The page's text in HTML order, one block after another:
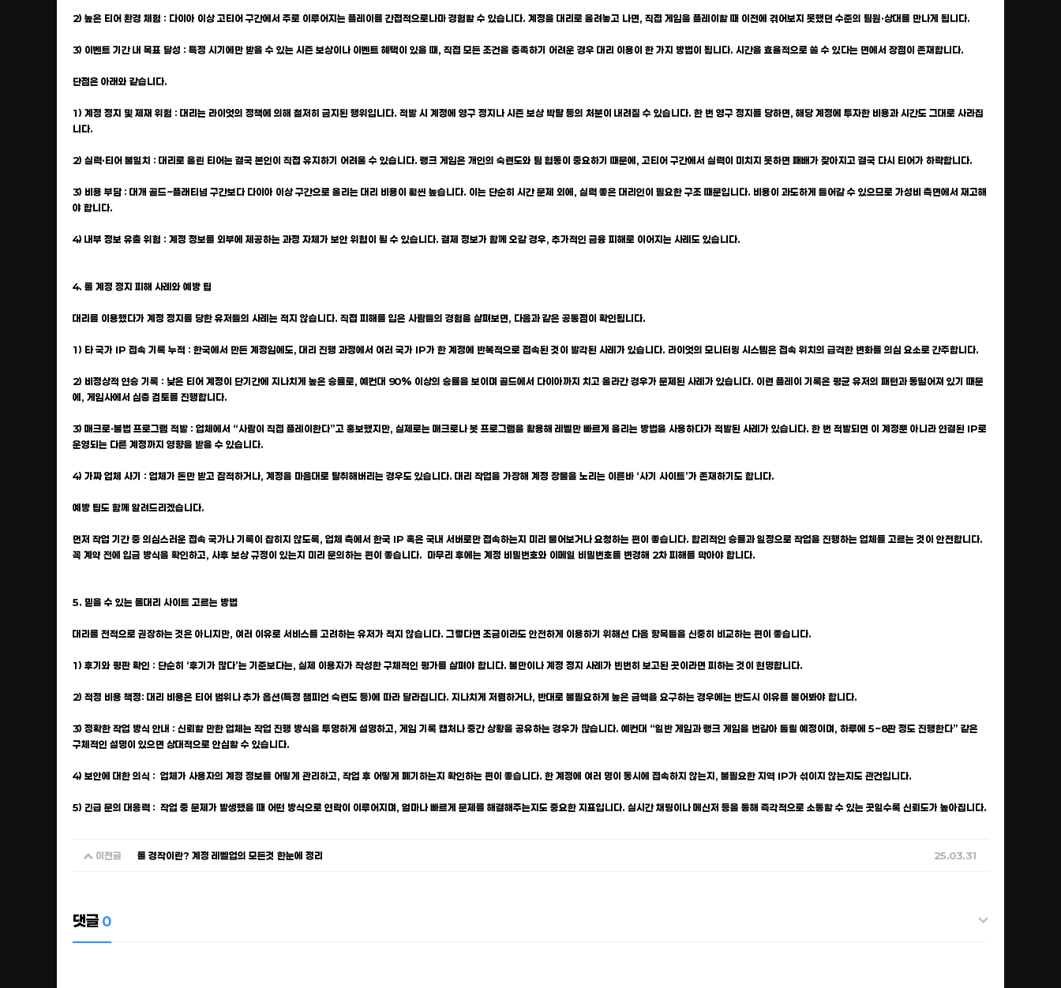
2) 높은 티어 환경 체험 : 다이아 이상 고티어 구간에서 주로 이루어지는 플레이를 간접적으로나마 경험할 수 있습니다. 계정을 대리로 올려놓고 나면, 직접 게임을 플레이할 때 이전에 겪어보지 못했던 수준의 팀원·상대를 만나게 됩니다.
3) 이벤트 기간 내 목표 달성 : 특정 시기에만 받을 수 있는 시즌 보상이나 이벤트 혜택이 있을 때, 직접 모든 조건을 충족하기 어려운 경우 대리 이용이 한 가지 방법이 됩니다. 시간을 효율적으로 쓸 수 있다는 면에서 장점이 존재합니다.
단점은 아래와 같습니다.
1) 계정 정지 및 제재 위험 : 대리는 라이엇의 정책에 의해 철저히 금지된 행위입니다. 적발 시 계정에 영구 정지나 시즌 보상 박탈 등의 처분이 내려질 수 있습니다. 한 번 영구 정지를 당하면, 해당 계정에 투자한 비용과 시간도 그대로 사라집
니다.
2) 실력·티어 불일치 : 대리로 올린 티어는 결국 본인이 직접 유지하기 어려울 수 있습니다. 랭크 게임은 개인의 숙련도와 팀 협동이 중요하기 때문에, 고티어 구간에서 실력이 미치지 못하면 패배가 잦아지고 결국 다시 티어가 하락합니다.
3) 비용 부담 : 대개 골드~플래티넘 구간보다 다이아 이상 구간으로 올리는 대리 비용이 훨씬 높습니다. 이는 단순히 시간 문제 외에, 실력 좋은 대리인이 필요한 구조 때문입니다. 비용이 과도하게 들어갈 수 있으므로 가성비 측면에서 재고해
야 합니다.
4) 내부 정보 유출 위험 : 계정 정보를 외부에 제공하는 과정 자체가 보안 위협이 될 수 있습니다. 결제 정보가 함께 오갈 경우, 추가적인 금융 피해로 이어지는 사례도 있습니다.
4. 롤 계정 정지 피해 사례와 예방 팁
대리를 이용했다가 계정 정지를 당한 유저들의 사례는 적지 않습니다. 직접 피해를 입은 사람들의 경험을 살펴보면, 다음과 같은 공통점이 확인됩니다.
1) 타 국가 IP 접속 기록 누적 : 한국에서 만든 계정임에도, 대리 진행 과정에서 여러 국가 IP가 한 계정에 반복적으로 접속된 것이 발각된 사례가 있습니다. 라이엇의 모니터링 시스템은 접속 위치의 급격한 변화를 의심 요소로 간주합니다.
2) 비정상적 연승 기록 : 낮은 티어 계정이 단기간에 지나치게 높은 승률로, 예컨대 90% 이상의 승률을 보이며 골드에서 다이아까지 치고 올라간 경우가 문제된 사례가 있습니다. 이런 플레이 기록은 평균 유저의 패턴과 동떨어져 있기 때문
에, 게임사에서 심층 검토를 진행합니다.
3) 매크로·불법 프로그램 적발 : 업체에서 “사람이 직접 플레이한다”고 홍보했지만, 실제로는 매크로나 봇 프로그램을 활용해 레벨만 빠르게 올리는 방법을 사용하다가 적발된 사례가 있습니다. 한 번 적발되면 이 계정뿐 아니라 연결된 IP로
운영되는 다른 계정까지 영향을 받을 수 있습니다.
4) 가짜 업체 사기 : 업체가 돈만 받고 잠적하거나, 계정을 마음대로 탈취해버리는 경우도 있습니다. 대리 작업을 가장해 계정 장물을 노리는 이른바 ‘사기 사이트’가 존재하기도 합니다.
예방 팁도 함께 알려드리겠습니다.
먼저 작업 기간 중 의심스러운 접속 국가나 기록이 잡히지 않도록, 업체 측에서 한국 IP 혹은 국내 서버로만 접속하는지 미리 물어보거나 요청하는 편이 좋습니다. 합리적인 승률과 일정으로 작업을 진행하는 업체를 고르는 것이 안전합니다.
꼭 계약 전에 입금 방식을 확인하고, 사후 보상 규정이 있는지 미리 문의하는 편이 좋습니다. 마무리 후에는 계정 비밀번호와 이메일 비밀번호를 변경해 2차 피해를 막아야 합니다.
5. 믿을 수 있는 롤대리 사이트 고르는 방법
대리를 전적으로 권장하는 것은 아니지만, 여러 이유로 서비스를 고려하는 유저가 적지 않습니다. 그렇다면 조금이라도 안전하게 이용하기 위해선 다음 항목들을 신중히 비교하는 편이 좋습니다.
1) 후기와 평판 확인 : 단순히 ‘후기가 많다’는 기준보다는, 실제 이용자가 작성한 구체적인 평가를 살펴야 합니다. 불만이나 계정 정지 사례가 빈번히 보고된 곳이라면 피하는 것이 현명합니다.
2) 적정 비용 책정: 대리 비용은 티어 범위나 추가 옵션(특정 챔피언 숙련도 등)에 따라 달라집니다. 지나치게 저렴하거나, 반대로 불필요하게 높은 금액을 요구하는 경우에는 반드시 이유를 물어봐야 합니다.
3) 정확한 작업 방식 안내 : 신뢰할 만한 업체는 작업 진행 방식을 투명하게 설명하고, 게임 기록 캡처나 중간 상황을 공유하는 경우가 많습니다. 예컨대 “일반 게임과 랭크 게임을 번갈아 돌릴 예정이며, 하루에 5~8판 정도 진행한다” 같은
구체적인 설명이 있으면 상대적으로 안심할 수 있습니다.
4) 보안에 대한 의식 : 업체가 사용자의 계정 정보를 어떻게 관리하고, 작업 후 어떻게 폐기하는지 확인하는 편이 좋습니다. 한 계정에 여러 명이 동시에 접속하지 않는지, 불필요한 지역 IP가 섞이지 않는지도 관건입니다.
5) 긴급 문의 대응력 : 작업 중 문제가 발생했을 때 어떤 방식으로 연락이 이루어지며, 얼마나 빠르게 문제를 해결해주는지도 중요한 지표입니다. 실시간 채팅이나 메신저 등을 통해 즉각적으로 소통할 수 있는 곳일수록 신뢰도가 높아집니다.
이전글 롤 경작이란? 계정 레벨업의 모든것 한눈에 정리 25.03.31
댓글 0